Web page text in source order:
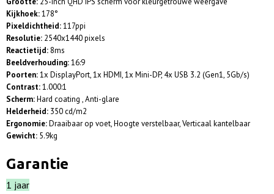
Kijkhoek:178°
Pixeldichtheid:117ppi
Resolutie: 2540x1440 pixels
Reactietijd: 8ms
Beeldverhouding:16:9
Poorten:1x DisplayPort, 1x HDMI, 1x Mini-DP, 4x USB 3.2 (Gen1, 5Gb/s)
Contrast:1.000:1
Scherm:Hard coating , Anti-glare
Helderheid: 350 cd/m2
Ergonomie:Draaibaar op voet, Hoogte verstelbaar, Verticaal kantelbaar
Gewicht: 5.9kg
Garantie
1 jaar